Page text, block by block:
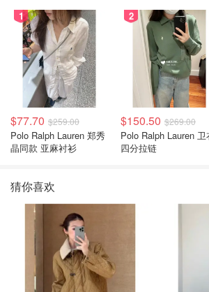
1
$77.70 $259.00
Polo Ralph Lauren 郑秀
晶同款 亚麻衬衫
2
$150.50 $269.00
Polo Ralph Lauren 卫衣
四分拉链
猜你喜欢